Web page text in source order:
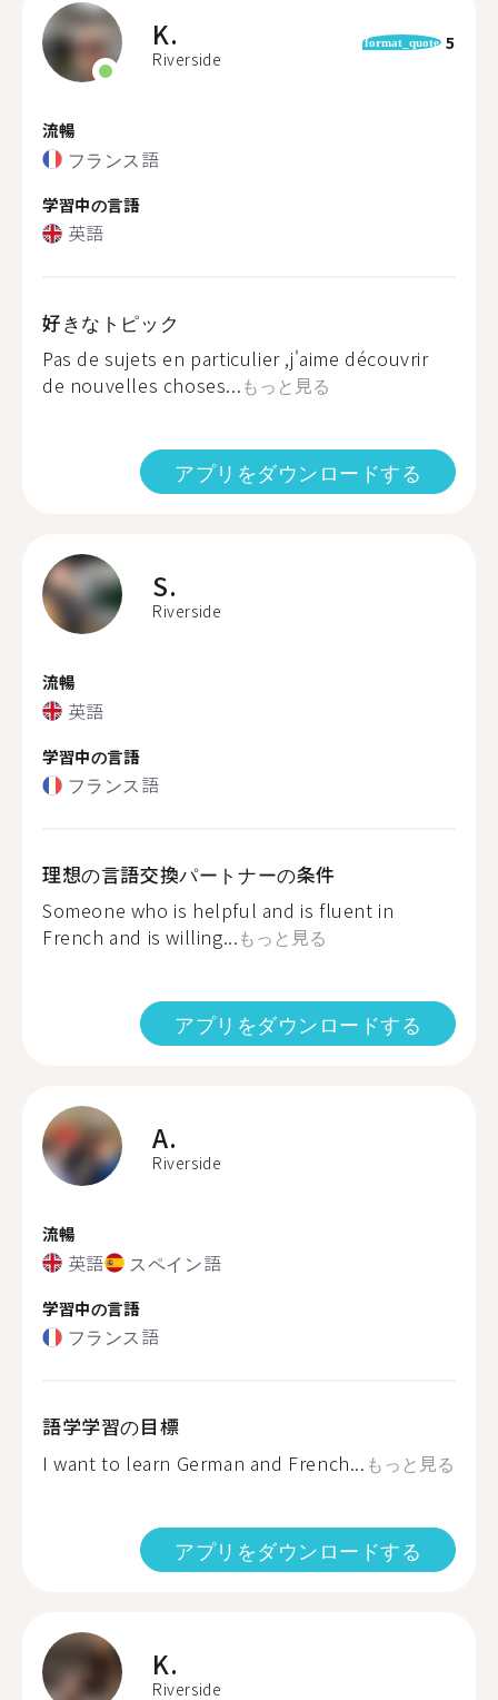
K.
Riverside
format_quote 5
流暢
フランス語
学習中の言語
英語
好きなトピック
Pas de sujets en particulier ,j'aime découvrir
de nouvelles choses...もっと見る
アプリをダウンロードする
S.
Riverside
流暢
英語
学習中の言語
フランス語
理想の言語交換パートナーの条件
Someone who is helpful and is fluent in
French and is willing...もっと見る
アプリをダウンロードする
A.
Riverside
流暢
英語 スペイン語
学習中の言語
フランス語
語学学習の目標
I want to learn German and French... もっと見る
アプリをダウンロードする
K.
Riverside